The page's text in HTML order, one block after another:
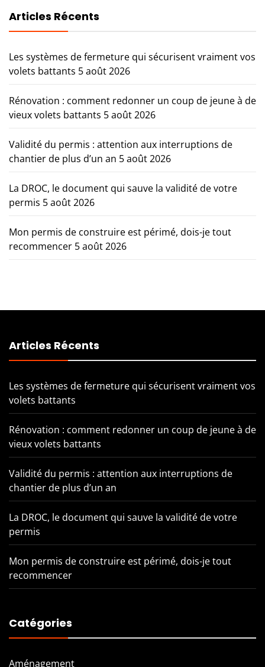
Articles Récents
Les systèmes de fermeture qui sécurisent vraiment vos
volets battants 5 août 2026
Rénovation : comment redonner un coup de jeune à de
vieux volets battants 5 août 2026
Validité du permis : attention aux interruptions de
chantier de plus d’un an 5 août 2026
La DROC, le document qui sauve la validité de votre
permis 5 août 2026
Mon permis de construire est périmé, dois-je tout
recommencer 5 août 2026
Articles Récents
Les systèmes de fermeture qui sécurisent vraiment vos
volets battants
Rénovation : comment redonner un coup de jeune à de
vieux volets battants
Validité du permis : attention aux interruptions de
chantier de plus d’un an
La DROC, le document qui sauve la validité de votre
permis
Mon permis de construire est périmé, dois-je tout
recommencer
Catégories
Aménagement